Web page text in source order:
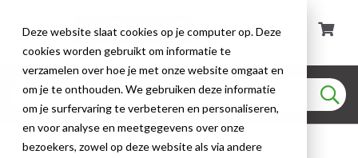
Deze website slaat cookies op je computer op. Deze
cookies worden gebruikt om informatie te
verzamelen over hoe je met onze website omgaat en
om je te onthouden. We gebruiken deze informatie
om je surfervaring te verbeteren en personaliseren,
en voor analyse en meetgegevens over onze
bezoekers, zowel op deze website als via andere
Voorbedrukte labels